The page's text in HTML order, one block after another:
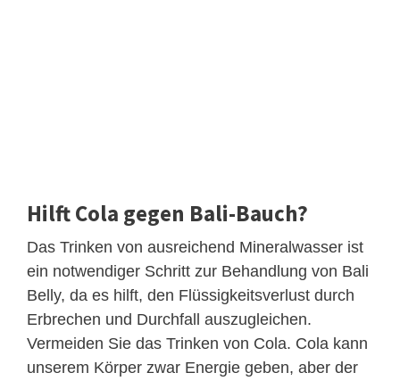
Hilft Cola gegen Bali-Bauch?
Das Trinken von ausreichend Mineralwasser ist
ein notwendiger Schritt zur Behandlung von Bali
Belly, da es hilft, den Flüssigkeitsverlust durch
Erbrechen und Durchfall auszugleichen.
Vermeiden Sie das Trinken von Cola. Cola kann
unserem Körper zwar Energie geben, aber der